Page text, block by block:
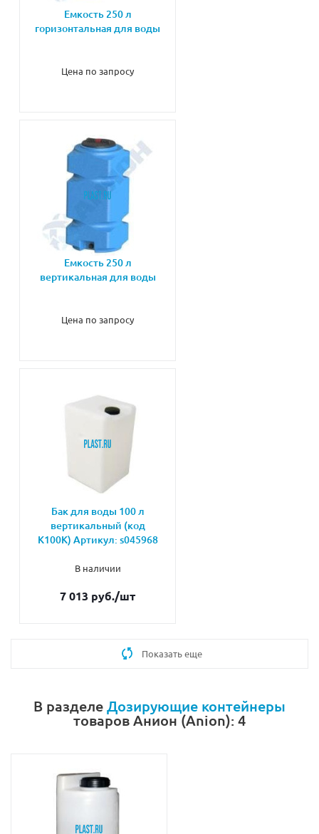
Емкость 250 л
горизонтальная для воды
Цена по запросу
Емкость 250 л
вертикальная для воды
Цена по запросу
Бак для воды 100 л
вертикальный (код
К100К) Артикул: s045968
В наличии
7 013 руб./шт
Показать еще
В разделеДозирующие контейнеры
товаров Анион (Anion): 4